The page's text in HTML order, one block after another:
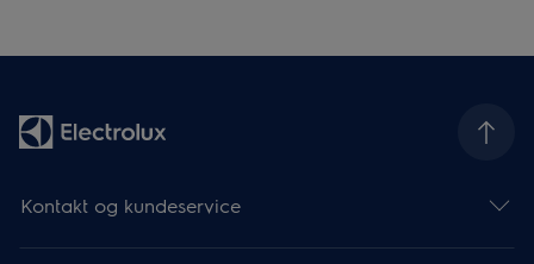
Kontakt og kundeservice